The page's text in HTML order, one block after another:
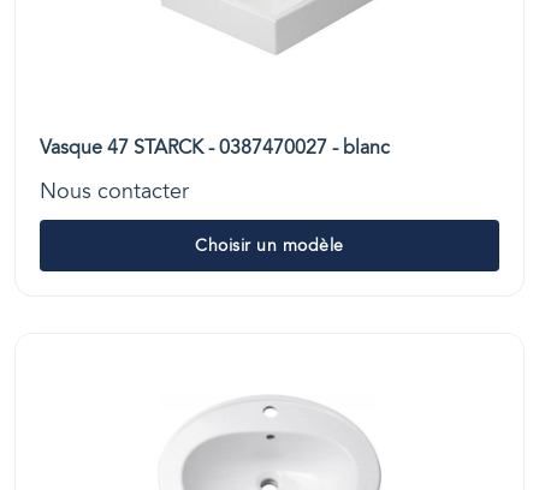
Vasque 47 STARCK - 0387470027 - blanc
Nous contacter
Choisir un modèle